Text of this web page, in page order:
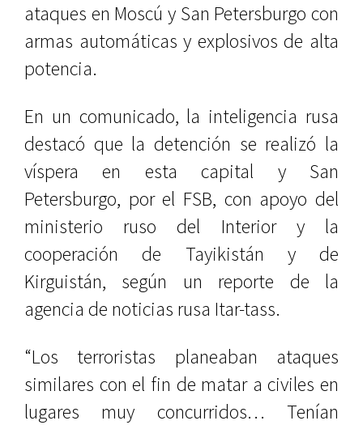
ataques en Moscú y San Petersburgo con
armas automáticas y explosivos de alta
potencia.
En un comunicado, la inteligencia rusa
destacó que la detención se realizó la
víspera en esta capital y San
Petersburgo, por el FSB, con apoyo del
ministerio ruso del Interior y la
cooperación de Tayikistán y de
Kirguistán, según un reporte de la
agencia de noticias rusa Itar-tass.
“Los terroristas planeaban ataques
similares con el fin de matar a civiles en
lugares muy concurridos… Tenían